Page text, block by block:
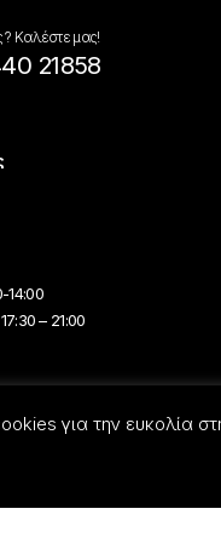
? Καλέστε μας!
21858
14:00
– 21:00
για την ευκολία